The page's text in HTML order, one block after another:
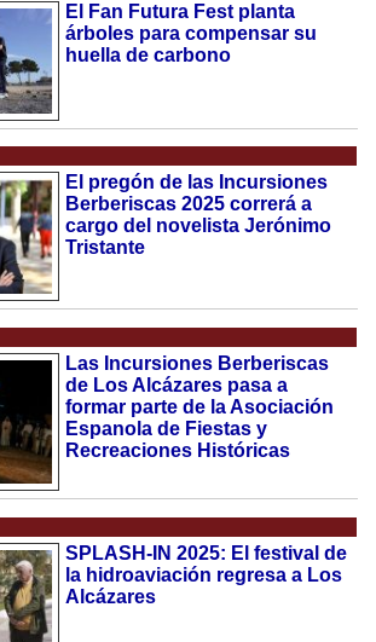
El Fan Futura Fest planta
árboles para compensar su
huella de carbono
El pregón de las Incursiones
Berberiscas 2025 correrá a
cargo del novelista Jerónimo
Tristante
Las Incursiones Berberiscas
de Los Alcázares pasa a
formar parte de la Asociación
Espanola de Fiestas y
Recreaciones Históricas
SPLASH-IN 2025: El festival de
la hidroaviación regresa a Los
Alcázares